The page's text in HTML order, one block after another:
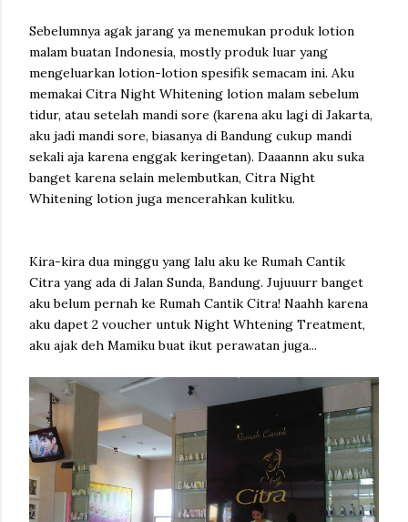
Sebelumnya agak jarang ya menemukan produk lotion
malam buatan Indonesia, mostly produk luar yang
mengeluarkan lotion-lotion spesifik semacam ini. Aku
memakai Citra Night Whitening lotion malam sebelum
tidur, atau setelah mandi sore (karena aku lagi di Jakarta,
aku jadi mandi sore, biasanya di Bandung cukup mandi
sekali aja karena enggak keringetan). Daaannn aku suka
banget karena selain melembutkan, Citra Night
Whitening lotion juga mencerahkan kulitku.
Kira-kira dua minggu yang lalu aku ke Rumah Cantik
Citra yang ada di Jalan Sunda, Bandung. Jujuuurr banget
aku belum pernah ke Rumah Cantik Citra! Naahh karena
aku dapet 2 voucher untuk Night Whtening Treatment,
aku ajak deh Mamiku buat ikut perawatan juga...